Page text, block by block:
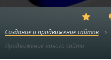
Создание и продвижение сайтов
Продвижение нового сайта